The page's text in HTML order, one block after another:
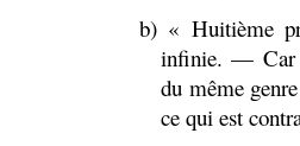
b) « Huitième
infinie. — Car
du même
ce qui est